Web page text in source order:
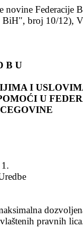
novine
broj 10/12),
B U
I
U
pravnih